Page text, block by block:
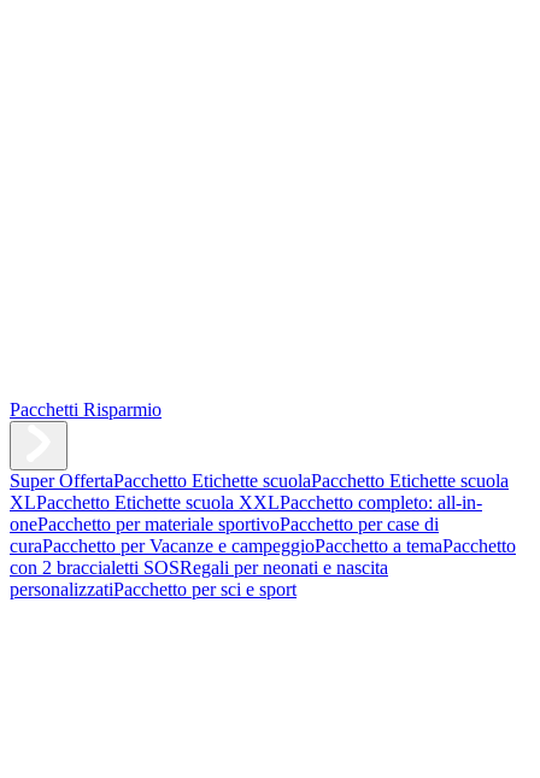
Pacchetti Risparmio
Super OffertaPacchetto Etichette scuolaPacchetto Etichette scuola
XLPacchetto Etichette scuola XXLPacchetto completo: all-in-
onePacchetto per materiale sportivoPacchetto per case di
curaPacchetto per Vacanze e campeggioPacchetto a temaPacchetto
con 2 braccialetti SOSRegali per neonati e nascita
personalizzatiPacchetto per sci e sport